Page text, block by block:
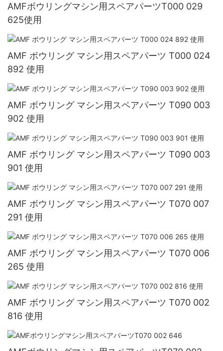
AMFボウリングマシン用スペアパーツT000 029
625使用
AMF ボウリング マシン用スペアパーツ T000 024
892 使用
AMF ボウリング マシン用スペアパーツ T090 003
902 使用
AMF ボウリング マシン用スペアパーツ T090 003
901 使用
AMF ボウリング マシン用スペアパーツ T070 007
291 使用
AMF ボウリング マシン用スペアパーツ T070 006
265 使用
AMF ボウリング マシン用スペアパーツ T070 002
816 使用